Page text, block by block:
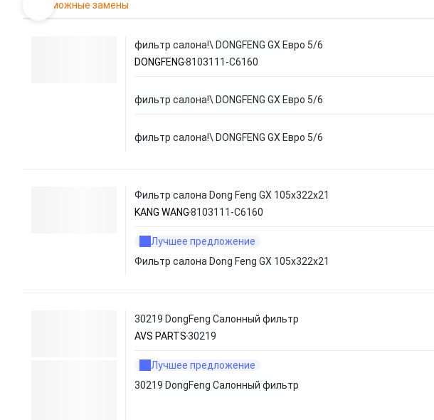
Возможные замены
фильтр салона!\ DONGFENG GX Евро 5/6
DONGFENG8103111-C6160
фильтр салона!\ DONGFENG GX Евро 5/6
фильтр салона!\ DONGFENG GX Евро 5/6
Фильтр салона Dong Feng GX 105х322х21
KANG WANG8103111-C6160
Лучшее предложение
Фильтр салона Dong Feng GX 105х322х21
30219 DongFeng Салонный фильтр
AVS PARTS30219
Лучшее предложение
30219 DongFeng Салонный фильтр